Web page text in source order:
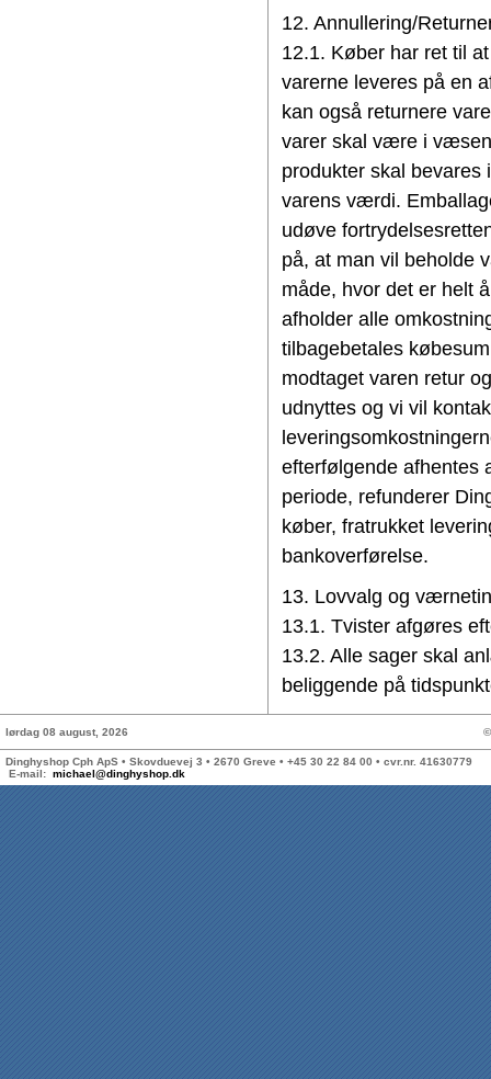
12. Annullering/
12.1. Køber har ret til
varerne leveres på en
kan også returnere
varer skal være i
produkter skal
varens værdi.
udøve
på, at man vil beholde
måde, hvor det er helt
afholder alle
tilbagebetales
modtaget varen retur
udnyttes og vi vil
efterfølgende afhentes
periode, refunderer
køber, fratrukket
bankoverførelse.
13. Lovvalg og
13.1. Tvister afgøres
13.2. Alle sager skal
beliggende på
lørdag 08 august, 2026
Dinghyshop Cph ApS • Skovduevej 3 • 2670 Greve • +45 30 22 84 00 • cvr.nr. 41630779
E-mail: michael@dinghyshop.dk